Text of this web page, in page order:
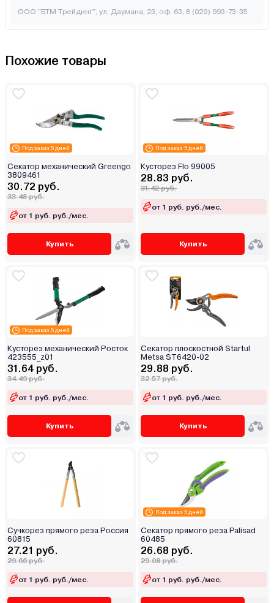
ООО "БТМ Трейдинг", ул. Даумана, 23, оф. 63, 8 (029) 993-73-35
Похожие товары
Под заказ 5 дней
Секатор механический Greengo
3809461
30.72 руб.
33.48 руб.
от 1 руб. руб./мес.
Купить
Под заказ 5 дней
Кусторез Flo 99005
28.83 руб.
31.42 руб.
от 1 руб. руб./мес.
Купить
Под заказ 5 дней
Кусторез механический Росток
423555_z01
31.64 руб.
34.49 руб.
от 1 руб. руб./мес.
Купить
Секатор плоскостной Startul
Metsa ST6420-02
29.88 руб.
32.57 руб.
от 1 руб. руб./мес.
Купить
Сучкорез прямого реза Россия
60815
27.21 руб.
29.66 руб.
от 1 руб. руб./мес.
Под заказ 5 дней
Секатор прямого реза Palisad
60485
26.68 руб.
29.08 руб.
от 1 руб. руб./мес.